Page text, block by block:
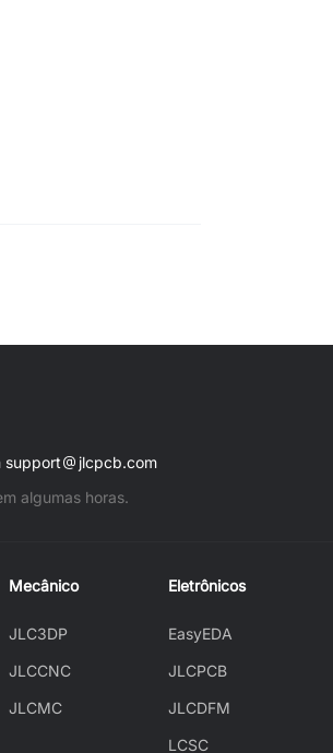
support
jlcpcb.com
algumas horas.
Mecânico
JLC3DP
JLCCNC
JLCMC
Eletrônicos
EasyEDA
JLCPCB
JLCDFM
LCSC